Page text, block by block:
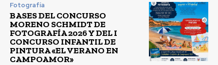
Fotografía
BASES DEL CONCURSO
MORENO SCHMIDT DE
FOTOGRAFÍA 2026 Y DEL I
CONCURSO INFANTIL DE
PINTURA «EL VERANO EN
CAMPOAMOR»